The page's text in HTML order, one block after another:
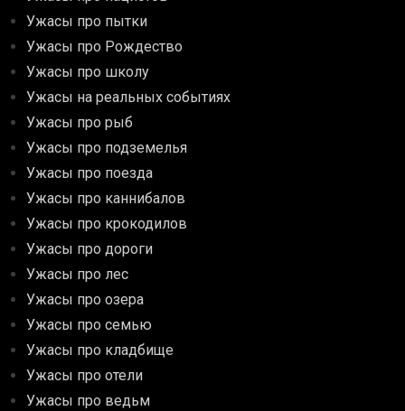
Ужасы про пытки
Ужасы про Рождество
Ужасы про школу
Ужасы на реальных событиях
Ужасы про рыб
Ужасы про подземелья
Ужасы про поезда
Ужасы про каннибалов
Ужасы про крокодилов
Ужасы про дороги
Ужасы про лес
Ужасы про озера
Ужасы про семью
Ужасы про кладбище
Ужасы про отели
Ужасы про ведьм